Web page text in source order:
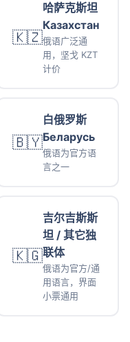
🇰🇿
哈萨克斯坦
Казахстан
俄语广泛通
用，坚戈 KZT
计价
🇧🇾
白俄罗斯
Беларусь
俄语为官方语
言之一
🇰🇬
吉尔吉斯斯
坦 / 其它独
联体
俄语为官方/通
用语言，界面
小票通用